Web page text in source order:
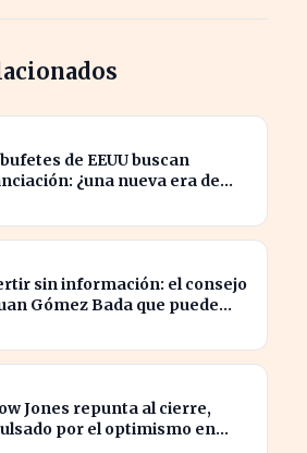
de EEUU buscan
¿una nueva era de
sin información: el consejo
Gómez Bada que puede
Jones repunta al cierre,
por el optimismo en